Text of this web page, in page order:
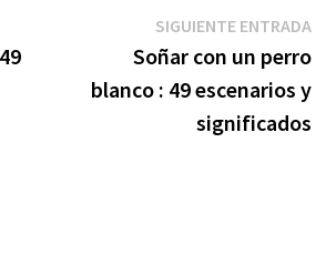
anterior:
SIGUIENTE ENTRADA
Soñar con un perro
blanco : 49 escenarios y
significados